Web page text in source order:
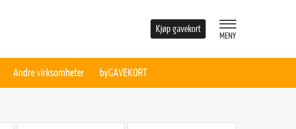
Kjøp gavekort
Andre virksomheter byGAVEKORT